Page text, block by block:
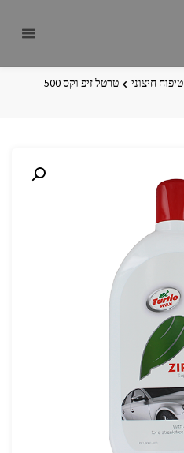
טיפוח חיצוני
טרטל זיפ וקס 500